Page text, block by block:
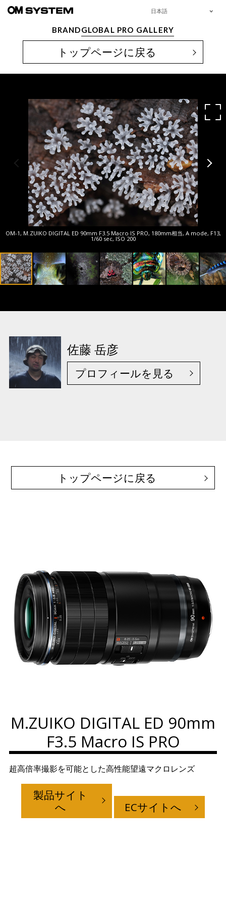
BRANDGLOBAL PRO GALLERY
日本語
トップページに戻る
OM-1, M.ZUIKO DIGITAL ED 90mm F3.5 Macro IS PRO, 180mm相当, A mode, F13,
1/60 sec, ISO 200
佐藤 岳彦
プロフィールを見る
トップページに戻る
M.ZUIKO DIGITAL ED 90mm
F3.5 Macro IS PRO
超高倍率撮影を可能とした高性能望遠マクロレンズ
製品サイト
へ
ECサイトへ